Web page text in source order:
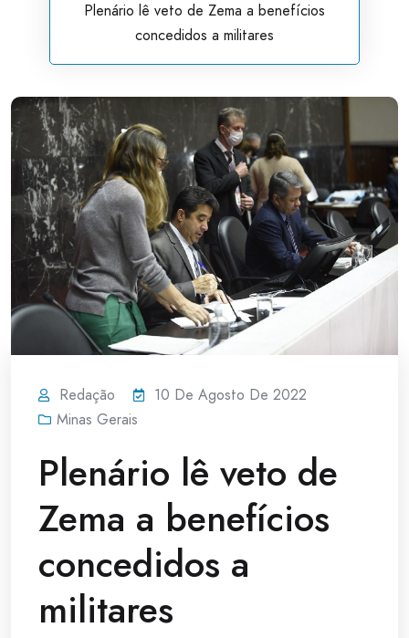
Plenário lê veto de Zema a benefícios
concedidos a militares
Redação
10 De Agosto De 2022
Minas Gerais
Plenário lê veto de
Zema a benefícios
concedidos a
militares